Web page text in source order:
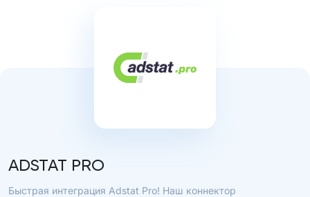
ADSTAT PRO
Быстрая интеграция Adstat Pro! Наш коннектор